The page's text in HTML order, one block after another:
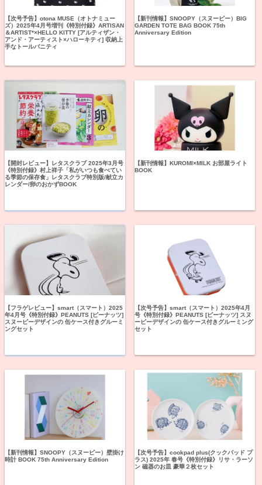
【次号予告】otona MUSE（オトナミュー
ズ）2025年4月号増刊《特別付録》ARTISAN
＆ARTIST*×HELLO KITTY [アルティザン・
アンド・アーティスト×ハローキティ] 収納上
手なトールバニティ
【新刊情報】SNOOPY（スヌーピー）BIG
GARDEN TOTE BAG BOOK 75th
Anniversary Edition
【開封レビュー】レタスクラブ 2025年3月号
《特別付録》村上祥子「私がいつも食べてい
る季節の保存食」レタスクラブ特別版/献立カ
レンダー/卵のおかずBOOK
【新刊情報】KUROMI×MILK お部屋ライト
BOOK
【フラゲレビュー】smart（スマート）2025
年4月号《特別付録》PEANUTS [ピーナッツ]
スヌーピーデザインの 缶ケース付きグルーミ
ングセット
【次号予告】smart（スマート）2025年4月
号《特別付録》PEANUTS [ピーナッツ] スヌ
ーピーデザインの 缶ケース付きグルーミング
セット
【新刊情報】SNOOPY（スヌーピー）壁掛け
時計 BOOK 75th Anniversary Edition
【次号予告】cookpad plus(クックパッド プ
ラス) 2025年 春号《特別付録》リサ・ラーソ
ン 磁器のお皿 豪華２枚セット